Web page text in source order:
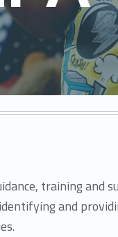
training and
and